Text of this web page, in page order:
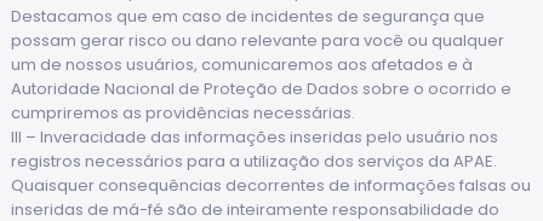
Destacamos que em caso de incidentes de segurança que
possam gerar risco ou dano relevante para você ou qualquer
um de nossos usuários, comunicaremos aos afetados e à
Autoridade Nacional de Proteção de Dados sobre o ocorrido e
cumpriremos as providências necessárias.
III – Inveracidade das informações inseridas pelo usuário nos
registros necessários para a utilização dos serviços da APAE.
Quaisquer consequências decorrentes de informações falsas ou
inseridas de má-fé são de inteiramente responsabilidade do